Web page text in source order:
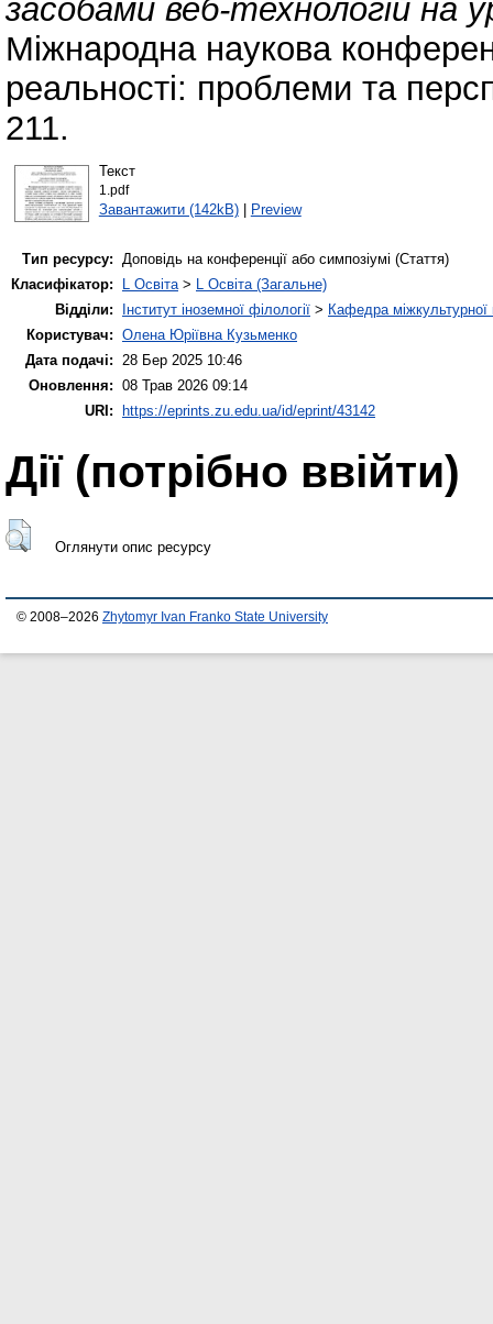
засобами веб-технологій на
Міжнародна наукова
реальності: проблеми та
211.
Текст
1.pdf
Завантажити (142kB)| Preview
Тип ресурсу: Доповідь на конференції або симпозіумі (Стаття)
Класифікатор:
L Освіта> L Освіта (Загальне)
Відділи:
Інститут іноземної філології > Кафедра міжкультурної
Користувач: Олена Юріївна Кузьменко
Дата подачі: 28 Бер 2025 10:46
Оновлення: 08 Трав 2026 09:14
URI:
https://eprints.zu.edu.ua/id/eprint/43142
Дії ​​(потрібно ввійти)
Оглянути опис ресурсу
© 2008–2026 Zhytomyr Ivan Franko State University